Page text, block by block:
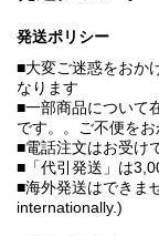
発送ポリシー
■大変ご迷惑をおか
なります
■一部商品について
です。。ご不便を
■電話注文はお受け
■「代引発送」は
■海外発送はできま
internationally.)